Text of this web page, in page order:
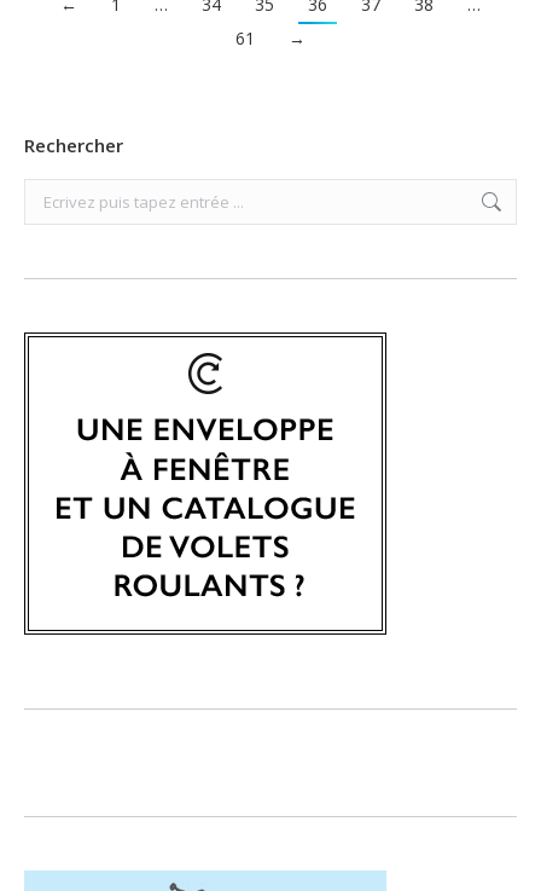
← 1 … 34 35 36 37 38
…
61
→
Rechercher
Search: